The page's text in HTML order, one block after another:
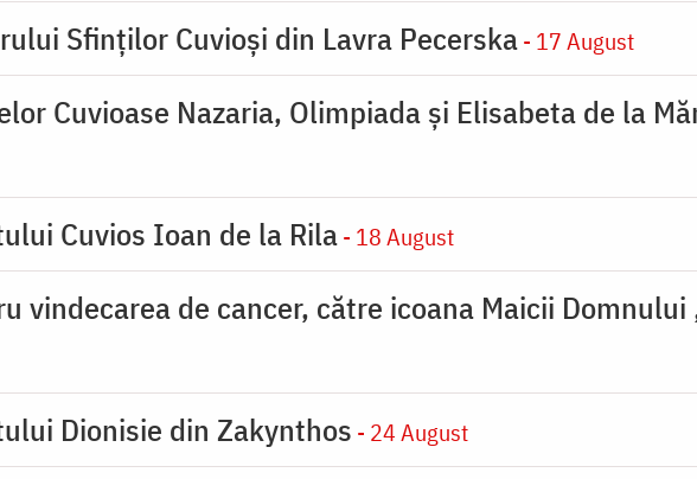
Sfinților Cuvioși din Lavra Pecerska- 17 August
Cuvioase Nazaria, Olimpiada și Elisabeta de la
Cuvios Ioan de la Rila- 18 August
vindecarea de cancer, către icoana Maicii Domnului
Dionisie din Zakynthos - 24 August